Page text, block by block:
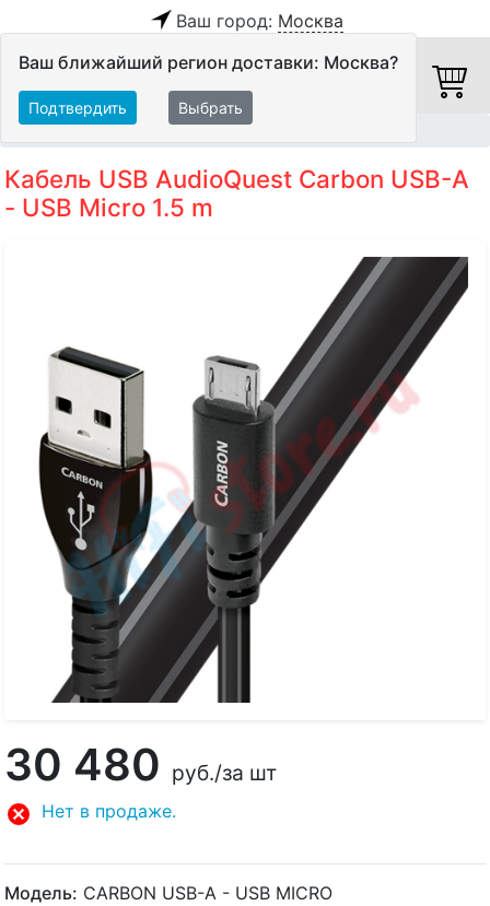
Ваш город: Москва
Ваш ближайший регион доставки: Москва?
Подтвердить Выбрать
Кабель USB AudioQuest Carbon USB-A
- USB Micro 1.5 m
30 480 руб./за шт
Нет в продаже.
Модель: CARBON USB-A - USB MICRO